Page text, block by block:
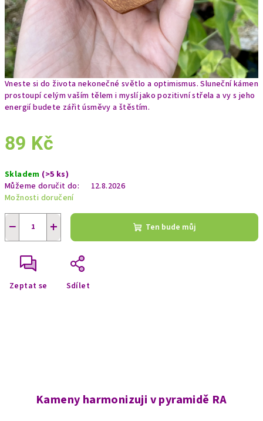
Vneste si do života nekonečné světlo a optimismus. Sluneční kámen
prostoupí celým vaším tělem i myslí jako pozitivní střela a vy s jeho
energií budete zářit úsměvy a štěstím.
89 Kč
cena:
Skladem (>5 ks)
Můžeme doručit do:
12.8.2026
Možnosti doručení
+
− Ten bude můj
Zeptat se Sdílet
Kameny harmonizuji v pyramidě RA